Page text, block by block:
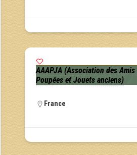
AAAPJA (Association des
Poupées et Jouets anciens)
France